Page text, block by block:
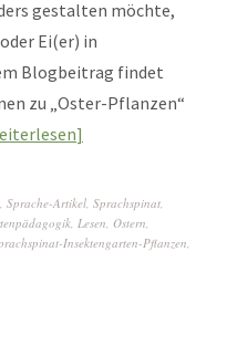
gestalten möchte,
Ei(er) in
Blogbeitrag findet
zu „Oster-Pflanzen“
Sprache-Artikel Sprachspinat
Lesen Ostern
Insektengarten-Pflanzen